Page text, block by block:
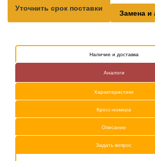
Уточнить срок поставки Замена и
Наличие и доставка
Аналоги
Характеристики
Кросс-номера
Описание
Задать вопрос